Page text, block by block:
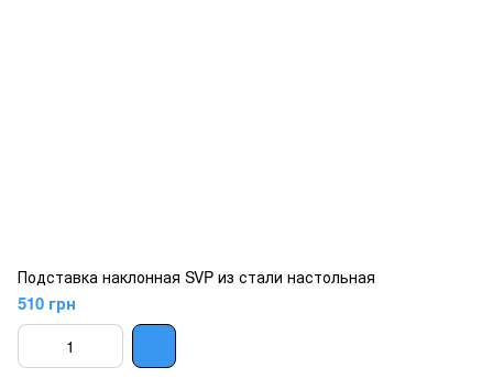
Подставка наклонная SVP из стали настольная
510 грн